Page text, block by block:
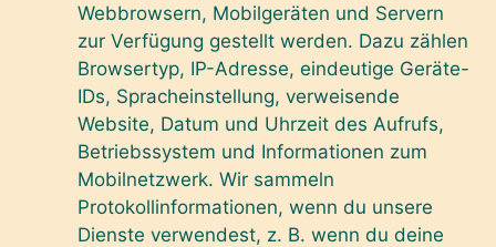
Webbrowsern, Mobilgeräten und Servern
zur Verfügung gestellt werden. Dazu zählen
Browsertyp, IP-Adresse, eindeutige Geräte-
IDs, Spracheinstellung, verweisende
Website, Datum und Uhrzeit des Aufrufs,
Betriebssystem und Informationen zum
Mobilnetzwerk. Wir sammeln
Protokollinformationen, wenn du unsere
Dienste verwendest, z. B. wenn du deine